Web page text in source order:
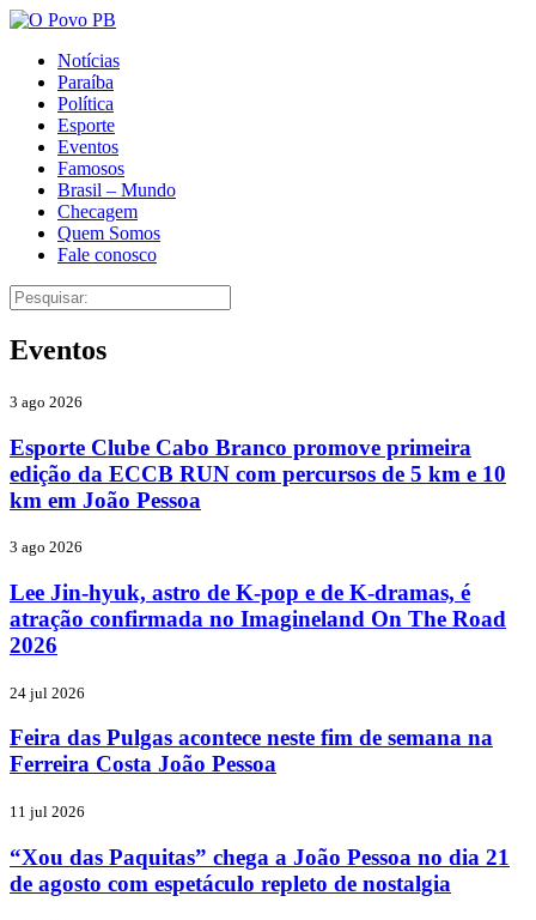
Notícias
Paraíba
Política
Esporte
Eventos
Famosos
Brasil – Mundo
Checagem
Quem Somos
Fale conosco
Eventos
3 ago 2026
Esporte Clube Cabo Branco promove primeira
edição da ECCB RUN com percursos de 5 km e 10
km em João Pessoa
3 ago 2026
Lee Jin-hyuk, astro de K-pop e de K-dramas, é
atração confirmada no Imagineland On The Road
2026
24 jul 2026
Feira das Pulgas acontece neste fim de semana na
Ferreira Costa João Pessoa
11 jul 2026
“Xou das Paquitas” chega a João Pessoa no dia 21
de agosto com espetáculo repleto de nostalgia